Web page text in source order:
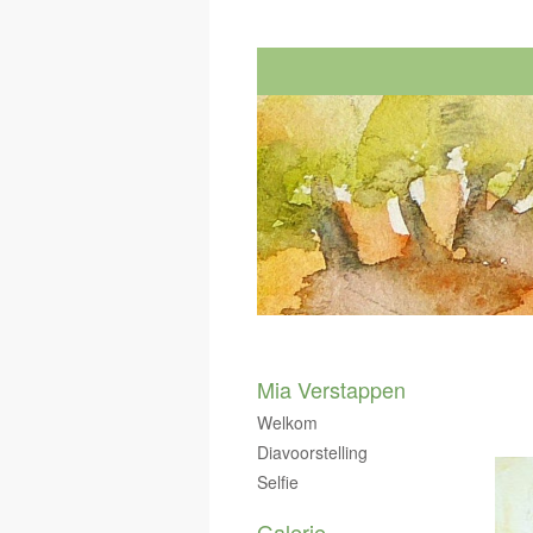
Mia Verstappen
Welkom
Diavoorstelling
Selfie